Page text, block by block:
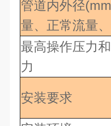
管道内外径
量、正常流量
最高操作压力
力
安装要求